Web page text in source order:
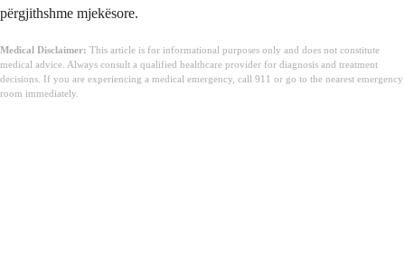
përgjithshme mjekësore.
Medical Disclaimer: This article is for informational purposes only and does not constitute
medical advice. Always consult a qualified healthcare provider for diagnosis and treatment
decisions. If you are experiencing a medical emergency, call 911 or go to the nearest emergency
room immediately.